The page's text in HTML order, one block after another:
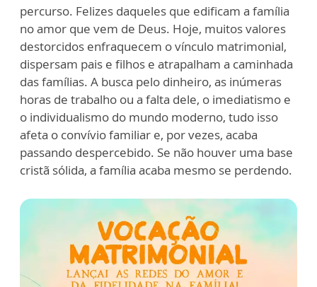
percurso. Felizes daqueles que edificam a família
no amor que vem de Deus. Hoje, muitos valores
destorcidos enfraquecem o vínculo matrimonial,
dispersam pais e filhos e atrapalham a caminhada
das famílias. A busca pelo dinheiro, as inúmeras
horas de trabalho ou a falta dele, o imediatismo e
o individualismo do mundo moderno, tudo isso
afeta o convívio familiar e, por vezes, acaba
passando despercebido. Se não houver uma base
cristã sólida, a família acaba mesmo se perdendo.